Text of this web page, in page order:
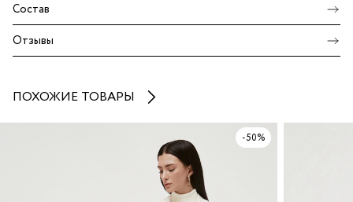
Состав
Отзывы
ПОХОЖИЕ ТОВАРЫ
-50%